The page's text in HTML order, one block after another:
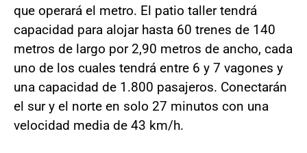
que operará el metro. El patio taller tendrá
capacidad para alojar hasta 60 trenes de 140
metros de largo por 2,90 metros de ancho, cada
uno de los cuales tendrá entre 6 y 7 vagones y
una capacidad de 1.800 pasajeros. Conectarán
el sur y el norte en solo 27 minutos con una
velocidad media de 43 km/h.